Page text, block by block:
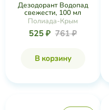
Дезодорант Водопад
свежести, 100 мл
Полиада-Крым
525 ₽ 761 ₽
В корзину